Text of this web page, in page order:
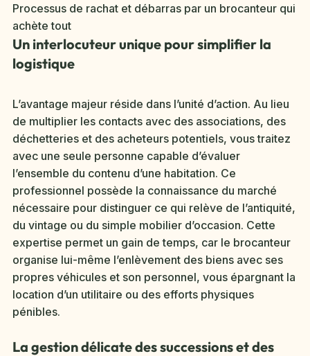
Processus de rachat et débarras par un brocanteur qui
achète tout
Un interlocuteur unique pour simplifier la
logistique
L’avantage majeur réside dans l’unité d’action. Au lieu
de multiplier les contacts avec des associations, des
déchetteries et des acheteurs potentiels, vous traitez
avec une seule personne capable d’évaluer
l’ensemble du contenu d’une habitation. Ce
professionnel possède la connaissance du marché
nécessaire pour distinguer ce qui relève de l’antiquité,
du vintage ou du simple mobilier d’occasion. Cette
expertise permet un gain de temps, car le brocanteur
organise lui-même l’enlèvement des biens avec ses
propres véhicules et son personnel, vous épargnant la
location d’un utilitaire ou des efforts physiques
pénibles.
La gestion délicate des successions et des